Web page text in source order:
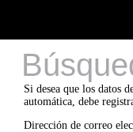
Si desea que los datos
automática, debe
Dirección de correo